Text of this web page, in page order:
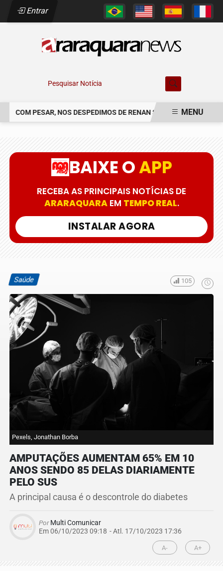
Entrar
Pesquisar Notícia
COM PESAR, NOS DESPEDIMOS DE RENAN SOARES DE CAMPOS
MENU
BAIXE OAPP
RECEBA AS PRINCIPAIS NOTÍCIAS DE
ARARAQUARAEM TEMPO REAL.
INSTALAR AGORA
Saúde 105
Pexels, Jonathan Borba
AMPUTAÇÕES AUMENTAM 65% EM 10
ANOS SENDO 85 DELAS DIARIAMENTE
PELO SUS
A principal causa é o descontrole do diabetes
PorMulti Comunicar
Em 06/10/2023 09:18 - Atl. 17/10/2023 17:36
A- A+